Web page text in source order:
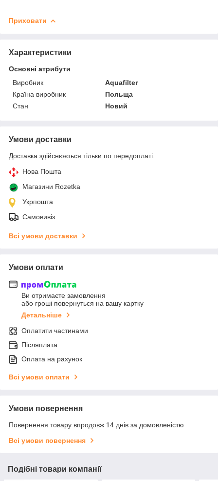
Приховати
Характеристики
Основні атрибути
Виробник
Aquafilter
Країна виробник
Польща
Стан
Новий
Умови доставки
Доставка здійснюється тільки по передоплаті.
Нова Пошта
Магазини Rozetka
Укрпошта
Самовивіз
Всі умови доставки
Умови оплати
Ви отримаєте замовлення
або гроші повернуться на вашу картку
Детальніше
Оплатити частинами
Післяплата
Оплата на рахунок
Всі умови оплати
Умови повернення
Повернення товару впродовж 14 днів за домовленістю
Всі умови повернення
Подібні товари компанії